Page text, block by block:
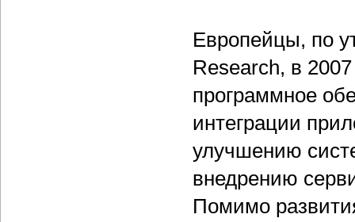
Европейцы, по
Research, в
программное
интеграции
улучшению
внедрению
Помимо